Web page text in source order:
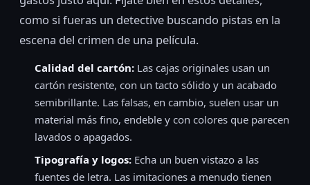
como si fueras un detective buscando pistas en la
escena del crimen de una película.
Calidad del cartón: Las cajas originales usan un
cartón resistente, con un tacto sólido y un acabado
semibrillante. Las falsas, en cambio, suelen usar un
material más fino, endeble y con colores que parecen
lavados o apagados.
Tipografía y logos: Echa un buen vistazo a las
fuentes de letra. Las imitaciones a menudo tienen